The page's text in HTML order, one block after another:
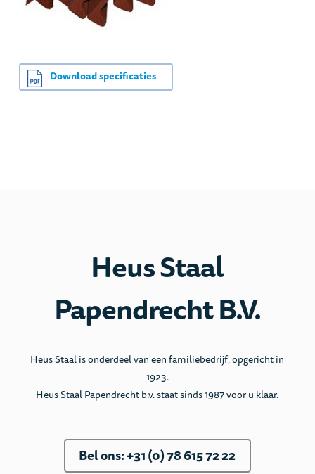
Download specificaties
Heus Staal
Papendrecht B.V.
Heus Staal is onderdeel van een familiebedrijf, opgericht in
1923.
Heus Staal Papendrecht b.v. staat sinds 1987 voor u klaar.
Bel ons: +31 (0) 78 615 72 22